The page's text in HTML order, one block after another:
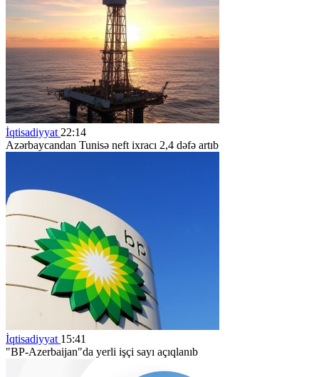
İqtisadiyyat 22:14
Azərbaycandan Tunisə neft ixracı 2,4 dəfə artıb
İqtisadiyyat 15:41
"BP-Azerbaijan"da yerli işçi sayı açıqlanıb